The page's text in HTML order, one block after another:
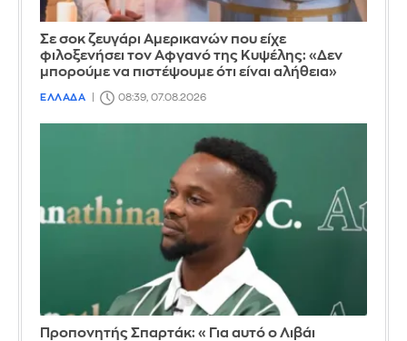
Σε σοκ ζευγάρι Αμερικανών που είχε
φιλοξενήσει τον Αφγανό της Κυψέλης: «Δεν
μπορούμε να πιστέψουμε ότι είναι αλήθεια»
ΕΛΛΑΔΑ 08:39, 07.08.2026
Προπονητής Σπαρτάκ: «Για αυτό ο Λιβάι